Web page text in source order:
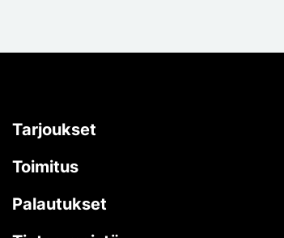
Tarjoukset
Toimitus
Palautukset